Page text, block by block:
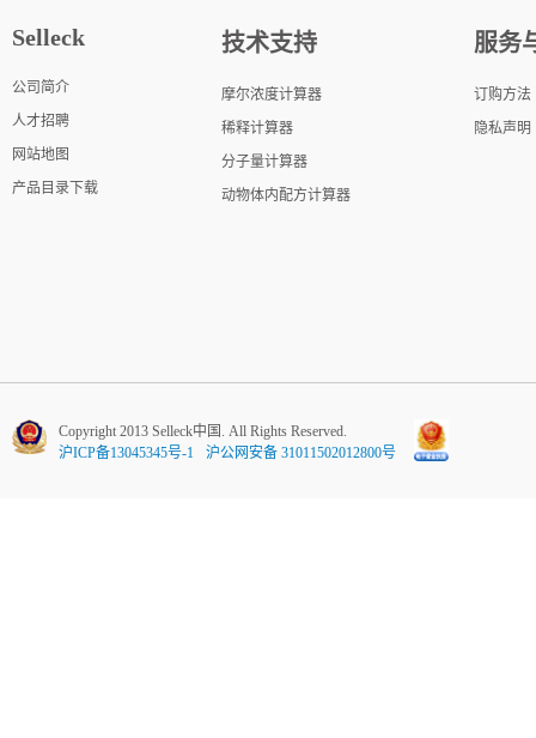
Selleck
公司简介
人才招聘
网站地图
产品目录下载
技术支持
摩尔浓度计算器
稀释计算器
分子量计算器
动物体内配方计算器
服务
订购方法
隐私声明
Copyright 2013 Selleck中国. All Rights Reserved.
沪ICP备13045345号-1
沪公网安备 31011502012800号